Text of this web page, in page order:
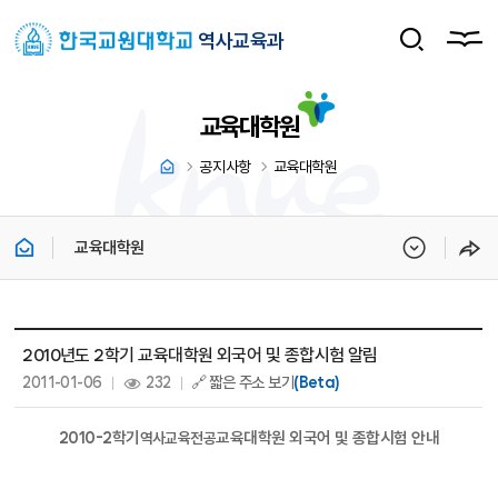
역사교육과
교육대학원
공지사항 교육대학원
교육대학원
2010년도 2학기 교육대학원 외국어 및 종합시험 알림
2011-01-06 232 🔗 짧은 주소 보기(Beta)
2010-2학기 역사교육전공교육대학원 외국어 및 종합시험 안내